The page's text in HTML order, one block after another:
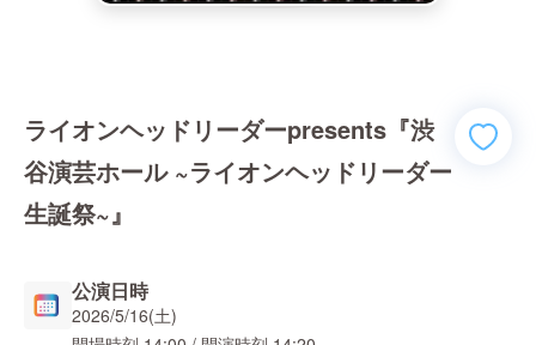
ライオンヘッドリーダーpresents『渋
谷演芸ホール ~ライオンヘッドリーダー
生誕祭~』
公演日時
2026/5/16(土)